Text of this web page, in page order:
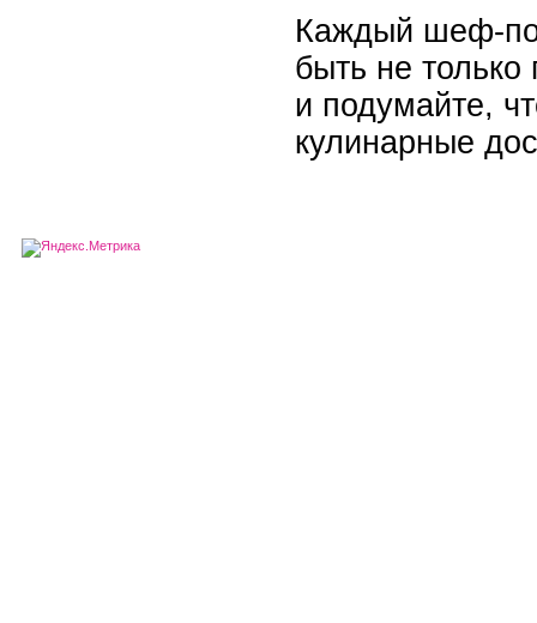
Каждый шеф-
быть не
и подумайте,
кулинарные